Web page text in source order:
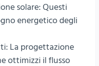
solare: Questi
energetico degli
La progettazione
ottimizzi il flusso